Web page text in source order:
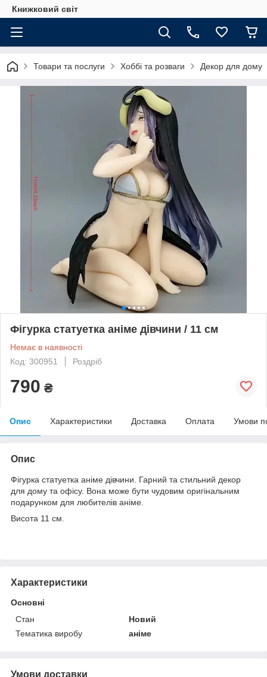
Книжковий світ
Товари та послуги Хоббі та розваги Декор для дому
Фігурка статуетка аніме дівчини / 11 см
Немає в наявності
Код: 300951
Роздріб
790 ₴
Опис Характеристики Доставка Оплата Умови
Опис
Фігурка статуетка аніме дівчини.
Гарний та стильний декор
для дому та офісу. Вона може бути чудовим оригінальним
подарунком для любителів аніме.
Висота 11 см.
Характеристики
Основні
Стан
Новий
Тематика виробу
аніме
Умови доставки